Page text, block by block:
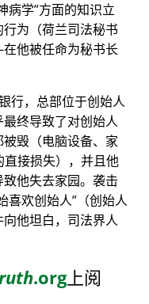
病学 方面的知识立
为（荷兰司法秘书
他被任命为秘书长
行，总部位于创始人
终导致了对创始人
毁（电脑设备、家
接损失），并且他
他失去家园。袭击
喜欢创始人
（创始人
他坦白，司法界人
.org上阅